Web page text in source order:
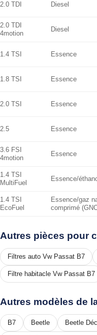
2.0 TDI Diesel
2.0 TDI
4motion
Diesel
1.4 TSI Essence
1.8 TSI Essence
2.0 TSI Essence
2.5 Essence
3.6 FSI
4motion
Essence
1.4 TSI
MultiFuel
Essence/
1.4 TSI
EcoFuel
Essence/gaz
comprimé
Autres pièces pour
Filtres auto Vw Passat B7
Filtre habitacle Vw Passat B7
Autres modèles de
B7 Beetle Beetle